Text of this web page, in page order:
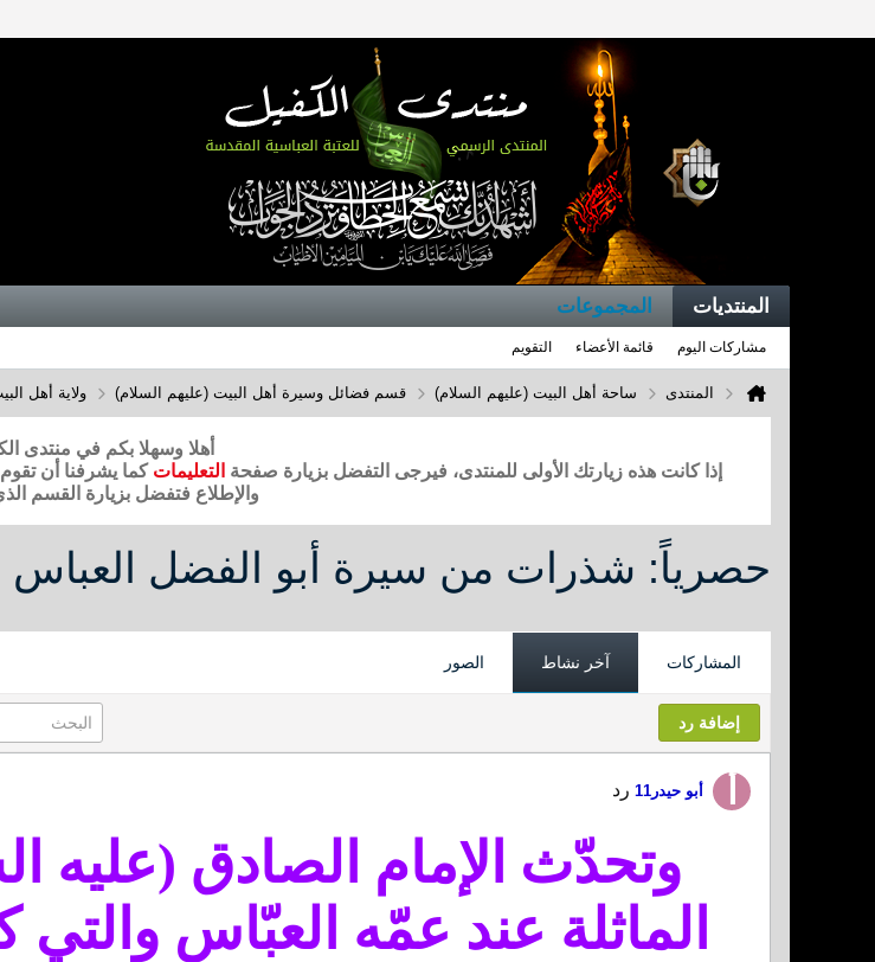
المنتديات المجموعات
مشاركات اليوم قائمة الأعضاء التقويم
المنتدى ساحة أهل البيت (عليهم السلام) قسم فضائل وسيرة أهل البيت (عليهم السلام) ولاية أهل
أهلا وسهلا بكم في منتدى
إذا كانت هذه زيارتك الأولى للمنتدى، فيرجى التفضل بزيارة صفحة التعليمات كما يشرفنا أن تقوم
والإطلاع فتفضل بزيارة القسم
حصرياً: شذرات من سيرة أبو الفضل العباس
المشاركات آخر نشاط الصور
إضافة رد
أبو حيدر11 رد
وتحدّث الإمام الصادق (عليه
الماثلة عند عمّه العبّاس